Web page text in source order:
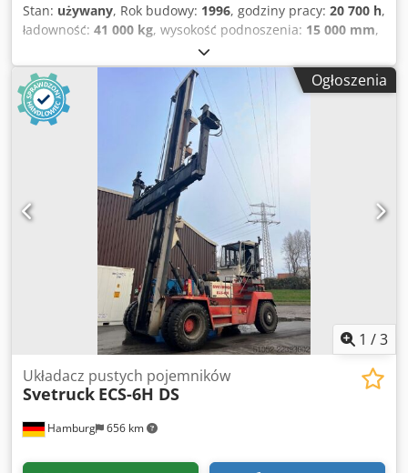
Stan: używany, Rok budowy: 1996, godziny pracy: 20 700 h,
ładowność: 41 000 kg, wysokość podnoszenia: 15 000 mm,
, wysokość konstrukcyjna:
typ przekładni:automatyczny, Wyposażenie:kabina,
osłona głowy
, 2 sztuki dostępne. Lokalizacja między
Monachium a Norymbergą. Oględziny po wcześniejszym
uzgodnieniu, odbiór w pobliżu Monachium. Wszystkie
inspekcje przeprowadzone, stan dobry. Nowy silnik
Mercedes 222 kW (302 KM), 1150 h, 302 h po wymianie.
Oględziny tylko po wcześniejszym uzgodnieniu. F 198
Ferrari Szerokość przód: 4250 mm Tył: 3360 mm Długość
podwozia: 8800 mm Wysokość całkowita: 4570 mm
Wysokość podwozia: 3350 mm (A? Bock) Masa całkowita:
66800 kg - 9500 kg spreader? 8500 maszt Djdpfezfykqsx
Ogłoszenia
1 /3
Hamburg 656 km
Układacz pustych pojemników
Svetruck ECS-6H DS